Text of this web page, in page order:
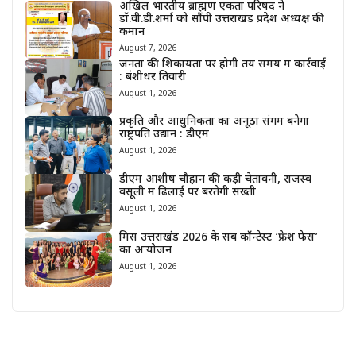
अखिल भारतीय ब्राह्मण एकता परिषद ने
डॉ.वी.डी.शर्मा को सौंपी उत्तराखंड प्रदेश अध्यक्ष की
कमान
August 7, 2026
जनता की शिकायतों पर होगी तय समय में कार्रवाई
: बंशीधर तिवारी
August 1, 2026
प्रकृति और आधुनिकता का अनूठा संगम बनेगा
राष्ट्रपति उद्यान : डीएम
August 1, 2026
डीएम आशीष चौहान की कड़ी चेतावनी, राजस्व
वसूली में ढिलाई पर बरतेगी सख्ती
August 1, 2026
मिस उत्तराखंड 2026 के सब कॉन्टेस्ट ‘फ्रेश फेस’
का आयोजन
August 1, 2026